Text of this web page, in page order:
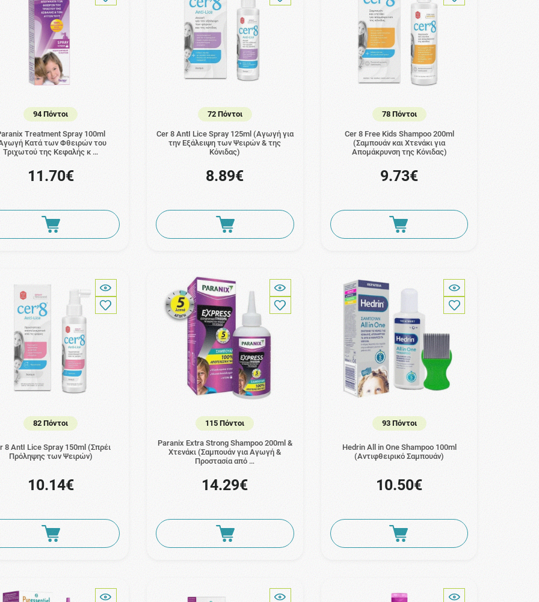
94 Πόντοι
Treatment Spray 100ml
Κατά των Φθειρών του
Τριχωτού της Κεφαλής κ …
11.70€
72 Πόντοι
Cer 8 AntI Lice Spray 125ml (Αγωγή για
την Εξάλειψη των Ψειρών & της
Κόνιδας)
8.89€
78 Πόντοι
Cer 8 Free Kids Shampoo 200ml
(Σαμπουάν και Χτενάκι για
Απομάκρυνση της Κόνιδας)
9.73€
82 Πόντοι
8 AntI Lice Spray 150ml (Σπρέι
Πρόληψης των Ψειρών)
10.14€
115 Πόντοι
Paranix Extra Strong Shampoo 200ml &
Χτενάκι (Σαμπουάν για Αγωγή &
Προστασία από …
14.29€
93 Πόντοι
Hedrin All in One Shampoo 100ml
(Αντιφθειρικό Σαμπουάν)
10.50€